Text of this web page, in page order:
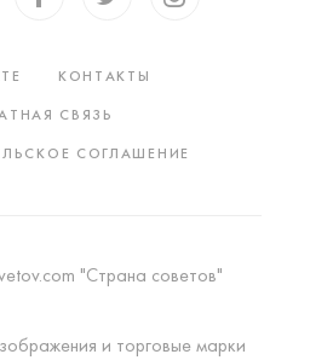
КОНТАКТЫ
СВЯЗЬ
СОГЛАШЕНИЕ
"Страна советов"
и торговые марки